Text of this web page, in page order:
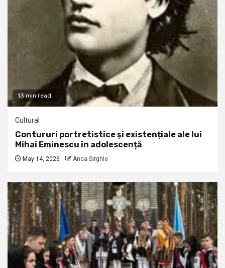
13 min read
Cultural
Contururi portretistice și existențiale ale lui
Mihai Eminescu în adolescență
May 14, 2026 Anca Sirghie